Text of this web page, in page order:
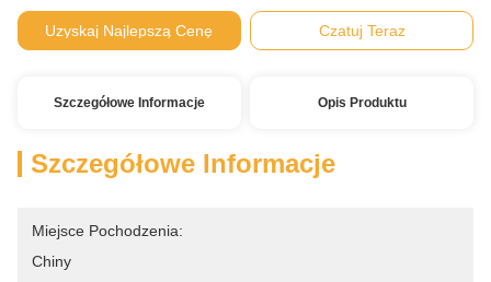
Uzyskaj Najlepszą Cenę Czatuj Teraz
Szczegółowe Informacje Opis Produktu
Szczegółowe Informacje
Miejsce Pochodzenia:
Chiny